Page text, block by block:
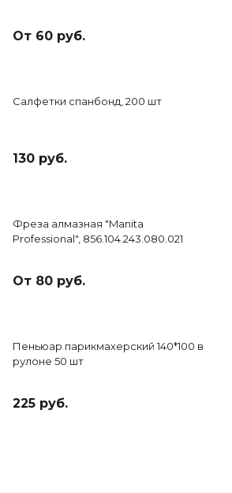
От 60 руб.
Салфетки спанбонд, 200 шт
130 руб.
Фреза алмазная "Manita
Professional", 856.104.243.080.021
От 80 руб.
Пеньюар парикмахерский 140*100 в
рулоне 50 шт
225 руб.